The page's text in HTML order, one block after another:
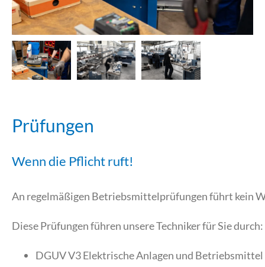
Prüfungen
Wenn die Pflicht ruft!
An regelmäßigen Betriebsmittelprüfungen führt kein
Diese Prüfungen führen unsere Techniker für Sie durch:
DGUV V3 Elektrische Anlagen und Betriebsmittel